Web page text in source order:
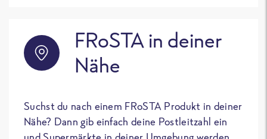
FRoSTA in deiner
Nähe
Suchst du nach einem FRoSTA Produkt in deiner
Nähe? Dann gib einfach deine Postleitzahl ein